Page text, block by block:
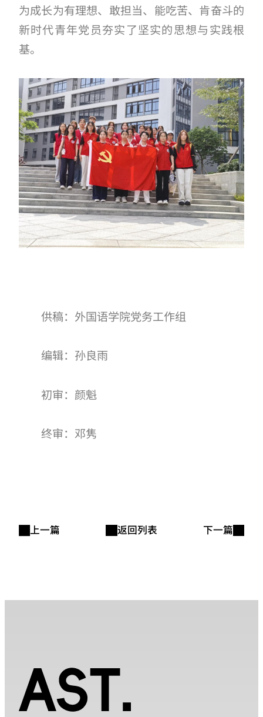
为成长为有理想、敢担当、能吃苦、肯奋斗的
新时代青年党员夯实了坚实的思想与实践根
基。
供稿：外国语学院党务工作组
编辑：孙良雨
初审：颜魁
终审：邓隽
上一篇 返回列表 下一篇